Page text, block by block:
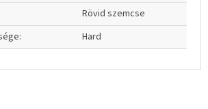
Rövid szemcse
: Hard